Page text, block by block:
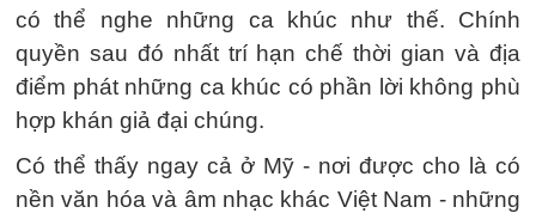
có thể nghe những ca khúc như thế. Chính
quyền sau đó nhất trí hạn chế thời gian và địa
điểm phát những ca khúc có phần lời không phù
hợp khán giả đại chúng.
Có thể thấy ngay cả ở Mỹ - nơi được cho là có
nền văn hóa và âm nhạc khác Việt Nam - những